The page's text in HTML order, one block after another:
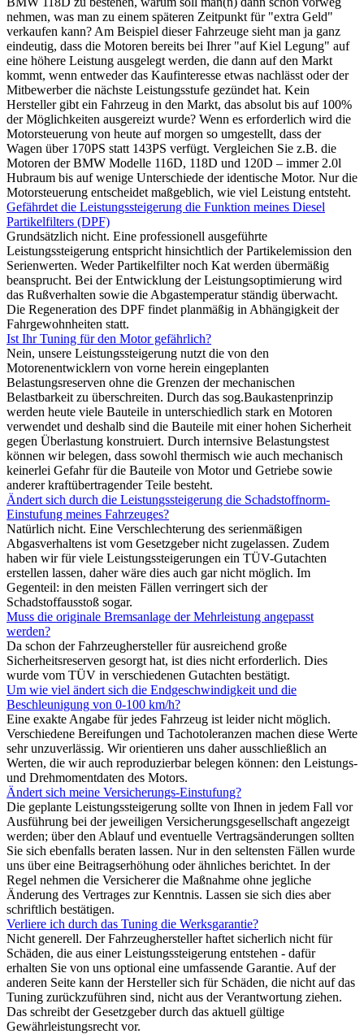
nehmen, was man zu einem späteren Zeitpunkt für "extra Geld"
verkaufen kann? Am Beispiel dieser Fahrzeuge sieht man ja ganz
eindeutig, dass die Motoren bereits bei Ihrer "auf Kiel Legung" auf
eine höhere Leistung ausgelegt werden, die dann auf den Markt
kommt, wenn entweder das Kaufinteresse etwas nachlässt oder der
Mitbewerber die nächste Leistungsstufe gezündet hat. Kein
Hersteller gibt ein Fahrzeug in den Markt, das absolut bis auf 100%
der Möglichkeiten ausgereizt wurde? Wenn es erforderlich wird die
Motorsteuerung von heute auf morgen so umgestellt, dass der
Wagen über 170PS statt 143PS verfügt. Vergleichen Sie z.B. die
Motoren der BMW Modelle 116D, 118D und 120D – immer 2.0l
Hubraum bis auf wenige Unterschiede der identische Motor. Nur die
Motorsteuerung entscheidet maßgeblich, wie viel Leistung entsteht.
Gefährdet die Leistungssteigerung die Funktion meines Diesel
Partikelfilters (DPF)
Grundsätzlich nicht. Eine professionell ausgeführte
Leistungssteigerung entspricht hinsichtlich der Partikelemission den
Serienwerten. Weder Partikelfilter noch Kat werden übermäßig
beansprucht. Bei der Entwicklung der Leistungsoptimierung wird
das Rußverhalten sowie die Abgastemperatur ständig überwacht.
Die Regeneration des DPF findet planmäßig in Abhängigkeit der
Fahrgewohnheiten statt.
Ist Ihr Tuning für den Motor gefährlich?
Nein, unsere Leistungssteigerung nutzt die von den
Motorenentwicklern von vorne herein eingeplanten
Belastungsreserven ohne die Grenzen der mechanischen
Belastbarkeit zu überschreiten. Durch das sog.Baukastenprinzip
werden heute viele Bauteile in unterschiedlich stark en Motoren
verwendet und deshalb sind die Bauteile mit einer hohen Sicherheit
gegen Überlastung konstruiert. Durch internsive Belastungstest
können wir belegen, dass sowohl thermisch wie auch mechanisch
keinerlei Gefahr für die Bauteile von Motor und Getriebe sowie
anderer kraftübertragender Teile besteht.
Ändert sich durch die Leistungssteigerung die Schadstoffnorm-
Einstufung meines Fahrzeuges?
Natürlich nicht. Eine Verschlechterung des serienmäßigen
Abgasverhaltens ist vom Gesetzgeber nicht zugelassen. Zudem
haben wir für viele Leistungssteigerungen ein TÜV-Gutachten
erstellen lassen, daher wäre dies auch gar nicht möglich. Im
Gegenteil: in den meisten Fällen verringert sich der
Schadstoffausstoß sogar.
Muss die originale Bremsanlage der Mehrleistung angepasst
werden?
Da schon der Fahrzeughersteller für ausreichend große
Sicherheitsreserven gesorgt hat, ist dies nicht erforderlich. Dies
wurde vom TÜV in verschiedenen Gutachten bestätigt.
Um wie viel ändert sich die Endgeschwindigkeit und die
Beschleunigung von 0-100 km/h?
Eine exakte Angabe für jedes Fahrzeug ist leider nicht möglich.
Verschiedene Bereifungen und Tachotoleranzen machen diese Werte
sehr unzuverlässig. Wir orientieren uns daher ausschließlich an
Werten, die wir auch reproduzierbar belegen können: den Leistungs-
und Drehmomentdaten des Motors.
Ändert sich meine Versicherungs-Einstufung?
Die geplante Leistungssteigerung sollte von Ihnen in jedem Fall vor
Ausführung bei der jeweiligen Versicherungsgesellschaft angezeigt
werden; über den Ablauf und eventuelle Vertragsänderungen sollten
Sie sich ebenfalls beraten lassen. Nur in den seltensten Fällen wurde
uns über eine Beitragserhöhung oder ähnliches berichtet. In der
Regel nehmen die Versicherer die Maßnahme ohne jegliche
Änderung des Vertrages zur Kenntnis. Lassen sie sich dies aber
schriftlich bestätigen.
Verliere ich durch das Tuning die Werksgarantie?
Nicht generell. Der Fahrzeughersteller haftet sicherlich nicht für
Schäden, die aus einer Leistungssteigerung entstehen - dafür
erhalten Sie von uns optional eine umfassende Garantie. Auf der
anderen Seite kann der Hersteller sich für Schäden, die nicht auf das
Tuning zurückzuführen sind, nicht aus der Verantwortung ziehen.
Das schreibt der Gesetzgeber durch das aktuell gültige
Gewährleistungsrecht vor.